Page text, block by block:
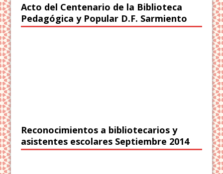
Acto del Centenario de la Biblioteca
Pedagógica y Popular D.F. Sarmiento
Reconocimientos a bibliotecarios y
asistentes escolares Septiembre 2014